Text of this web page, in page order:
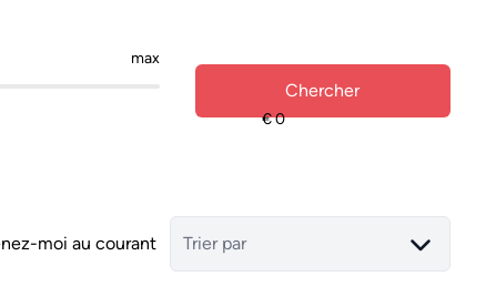
max
Chercher
moi au courant Trier par